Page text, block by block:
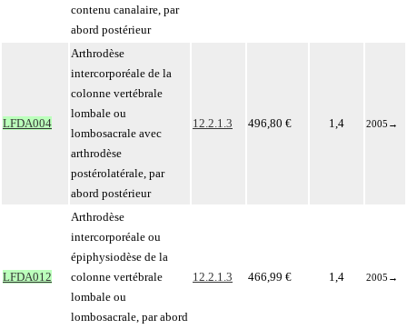
contenu canalaire, par
abord postérieur
LFDA004
Arthrodèse
intercorporéale de la
colonne vertébrale
lombale ou
lombosacrale avec
arthrodèse
postérolatérale, par
abord postérieur
12.2.1.3 496,80 € 1,4 2005 →
LFDA012
Arthrodèse
intercorporéale ou
épiphysiodèse de la
colonne vertébrale
lombale ou
lombosacrale, par abord
12.2.1.3 466,99 € 1,4 2005 →